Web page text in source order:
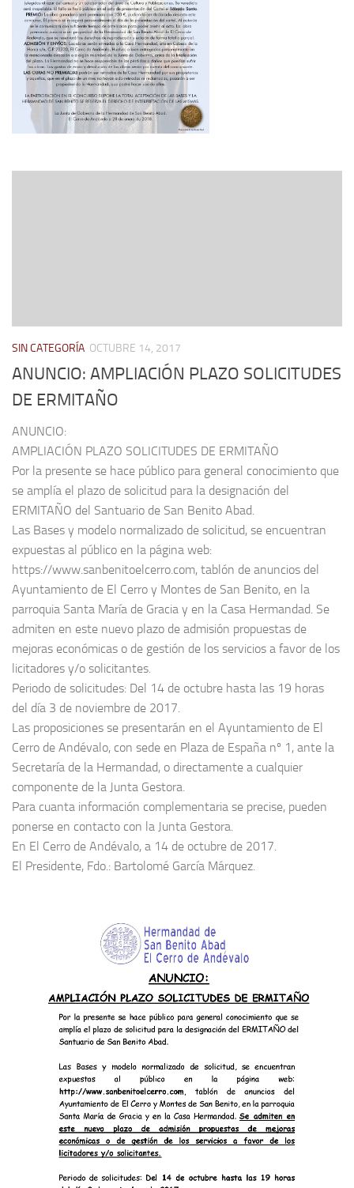
SIN CATEGORÍA OCTUBRE 14, 2017
ANUNCIO: AMPLIACIÓN PLAZO SOLICITUDES
DE ERMITAÑO
ANUNCIO:
AMPLIACIÓN PLAZO SOLICITUDES DE ERMITAÑO
Por la presente se hace público para general conocimiento que
se amplía el plazo de solicitud para la designación del
ERMITAÑO del Santuario de San Benito Abad.
Las Bases y modelo normalizado de solicitud, se encuentran
expuestas al público en la página web:
https://www.sanbenitoelcerro.com, tablón de anuncios del
Ayuntamiento de El Cerro y Montes de San Benito, en la
parroquia Santa María de Gracia y en la Casa Hermandad. Se
admiten en este nuevo plazo de admisión propuestas de
mejoras económicas o de gestión de los servicios a favor de los
licitadores y/o solicitantes.
Periodo de solicitudes: Del 14 de octubre hasta las 19 horas
del día 3 de noviembre de 2017.
Las proposiciones se presentarán en el Ayuntamiento de El
Cerro de Andévalo, con sede en Plaza de España nº 1, ante la
Secretaría de la Hermandad, o directamente a cualquier
componente de la Junta Gestora.
Para cuanta información complementaria se precise, pueden
ponerse en contacto con la Junta Gestora.
En El Cerro de Andévalo, a 14 de octubre de 2017.
El Presidente, Fdo.: Bartolomé García Márquez.